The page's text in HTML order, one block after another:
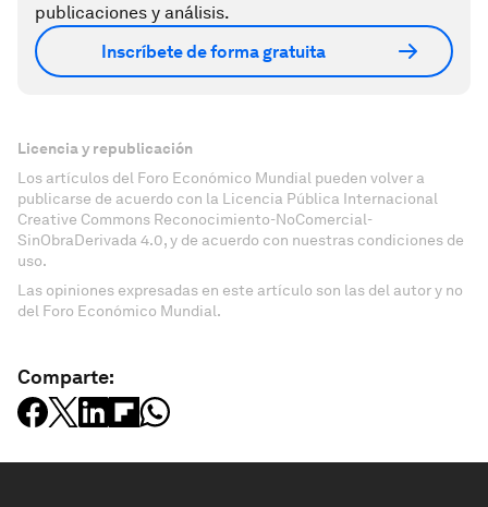
publicaciones y análisis.
Inscríbete de forma gratuita
Licencia y republicación
Los artículos del Foro Económico Mundial pueden volver a
publicarse de acuerdo con la Licencia Pública Internacional
Creative Commons Reconocimiento-NoComercial-
SinObraDerivada 4.0, y de acuerdo con nuestras condiciones de
uso.
Las opiniones expresadas en este artículo son las del autor y no
del Foro Económico Mundial.
Comparte: